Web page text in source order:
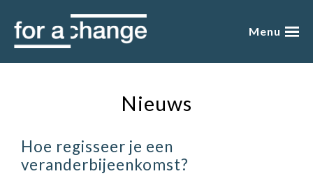
content
Menu
presentaties
academy
Nieuws
Hoe regisseer je een
veranderbijeenkomst?